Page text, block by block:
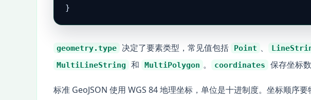
}
geometry.type 决定了要素类型，常见值包括 Point 、
MultiLineString 和 MultiPolygon 。 coordinates 保存坐标
标准 GeoJSON 使用 WGS 84 地理坐标，单位是十进制度。坐标顺序